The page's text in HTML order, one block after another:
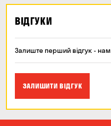
ВІДГУКИ
Залиште перший відгук -
ЗАЛИШИТИ ВІДГУК